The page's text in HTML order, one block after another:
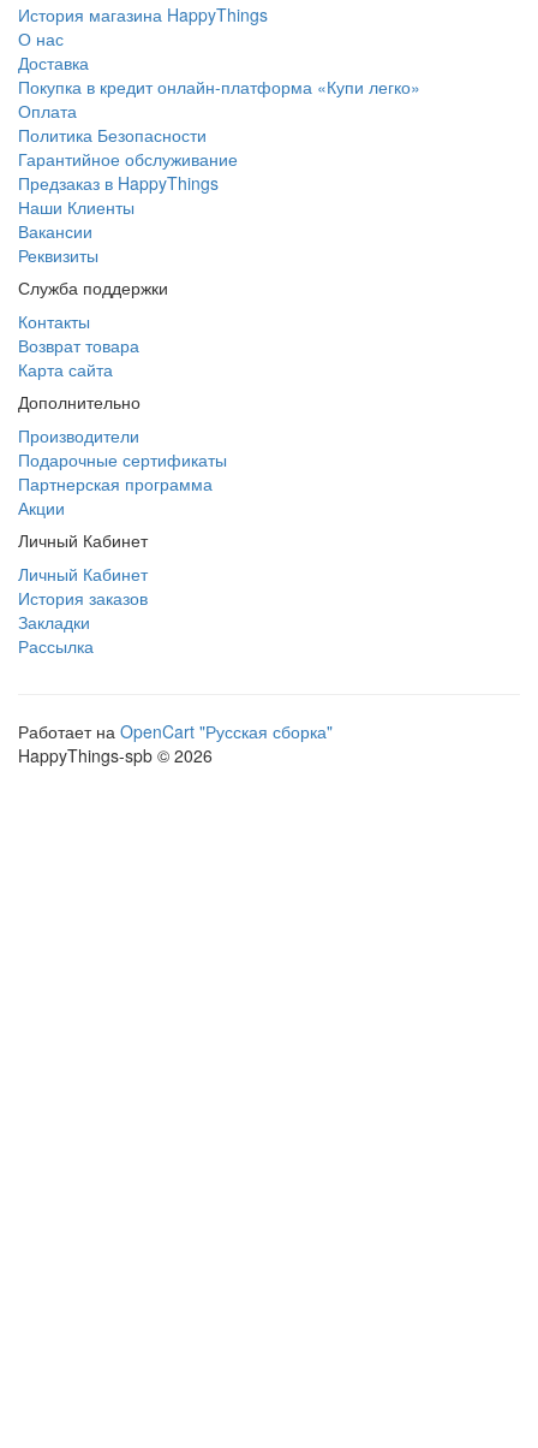
История магазина HappyThings
О нас
Доставка
Покупка в кредит онлайн-платформа «Купи легко»
Оплата
Политика Безопасности
Гарантийное обслуживание
Предзаказ в HappyThings
Наши Клиенты
Вакансии
Реквизиты
Служба поддержки
Контакты
Возврат товара
Карта сайта
Дополнительно
Производители
Подарочные сертификаты
Партнерская программа
Акции
Личный Кабинет
Личный Кабинет
История заказов
Закладки
Рассылка
Работает на OpenCart "Русская сборка"
HappyThings-spb © 2026